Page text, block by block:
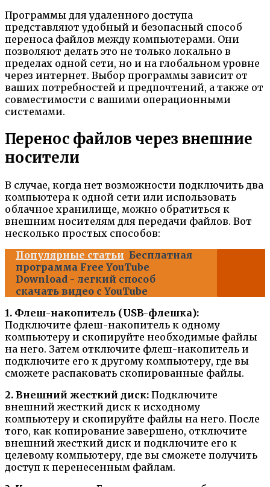
Программы для удаленного доступа
представляют удобный и безопасный способ
переноса файлов между компьютерами. Они
позволяют делать это не только локально в
пределах одной сети, но и на глобальном уровне
через интернет. Выбор программы зависит от
ваших потребностей и предпочтений, а также от
совместимости с вашими операционными
системами.
Перенос файлов через внешние
носители
В случае, когда нет возможности подключить два
компьютера к одной сети или использовать
облачное хранилище, можно обратиться к
внешним носителям для передачи файлов. Вот
несколько простых способов:
Популярные статьи Бесплатная
программа Free YouTube
Download - легкий способ
скачать видео с YouTube
1. Флеш-накопитель (USB-флешка):
Подключите флеш-накопитель к одному
компьютеру и скопируйте необходимые файлы
на него. Затем отключите флеш-накопитель и
подключите его к другому компьютеру, где вы
сможете распаковать скопированные файлы.
2. Внешний жесткий диск: Подключите
внешний жесткий диск к исходному
компьютеру и скопируйте файлы на него. После
того, как копирование завершено, отключите
внешний жесткий диск и подключите его к
целевому компьютеру, где вы сможете получить
доступ к перенесенным файлам.